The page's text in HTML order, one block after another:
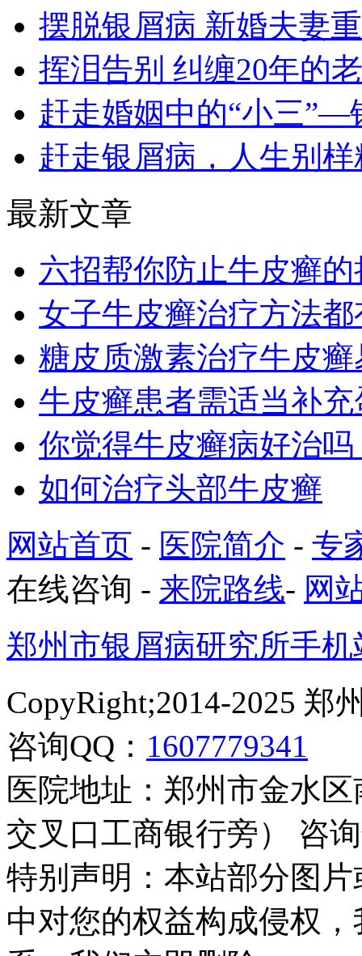
摆脱银屑病 新婚夫妻
挥泪告别 纠缠20年的
赶走婚姻中的“小三”—
赶走银屑病，人生别
最新文章
六招帮你防止牛皮癣
女子牛皮癣治疗方法
糖皮质激素治疗牛皮
牛皮癣患者需适当补
你觉得牛皮癣病好治
如何治疗头部牛皮癣
网站首页 - 医院简介 - 专
在线咨询 - 来院路线- 网
郑州市银屑病研究所手机
CopyRight;2014-2025 郑
咨询QQ： 1607779341
医院地址：郑州市金水
交叉口工商银行旁） 咨
特别声明：本站部分图
中对您的权益构成侵权